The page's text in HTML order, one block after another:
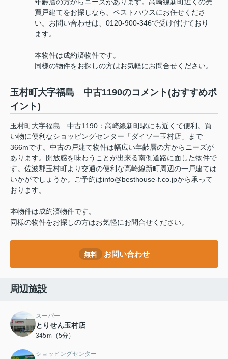
年齢層の方からニーズがあります。高崎線新町近くの売
買戸建てをお探しなら、ベストハウスにお任せくださ
い。お問い合わせは、0120-900-346で受け付けており
ます。
本物件は成約済物件です。
同様の物件をお探しの方はお気軽にお問合せください。
玉村町大字福島 中古1190のコメント(おすすめポ
イント)
玉村町大字福島 中古1190：高崎線新町駅にも近くて便利。買
い物に便利なショッピングセンター「ダイソー玉村店」まで
366mです。中古の戸建て物件は幅広い年齢層の方からニーズが
あります。開放感を味わうことが出来る南側道路に面した物件で
す。佐波郡玉村町より交通の便利な高崎線新町周辺の一戸建ては
いかがでしょうか。ご予約はinfo@besthouse-f.co.jpから承って
おります。
本物件は成約済物件です。
同様の物件をお探しの方はお気軽にお問合せください。
無料 お問い合わせ
周辺施設
スーパー
とりせん玉村店
345ｍ（5分）
ショッピングセンター